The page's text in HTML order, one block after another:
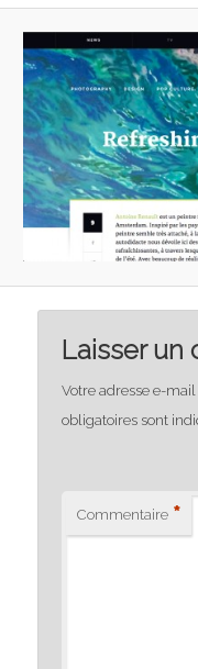
Laisser un
Votre adresse e-
obligatoires sont
Commentaire *